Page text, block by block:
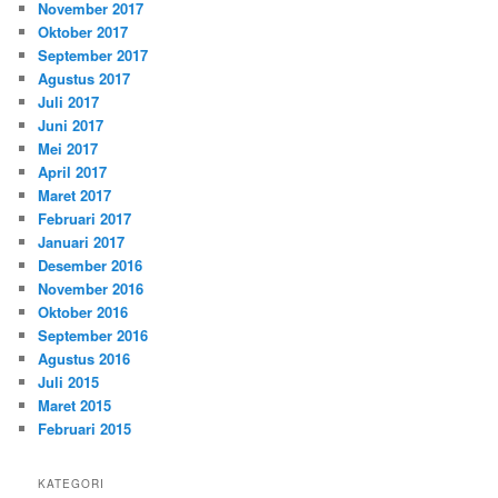
November 2017
Oktober 2017
September 2017
Agustus 2017
Juli 2017
Juni 2017
Mei 2017
April 2017
Maret 2017
Februari 2017
Januari 2017
Desember 2016
November 2016
Oktober 2016
September 2016
Agustus 2016
Juli 2015
Maret 2015
Februari 2015
KATEGORI